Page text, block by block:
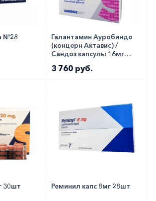
№28
Галантамин Ауробиндо
(концерн Актавис) /
Сандоз капсулы 16мг
3 760 руб.
30шт Реминил капс 8мг 28шт